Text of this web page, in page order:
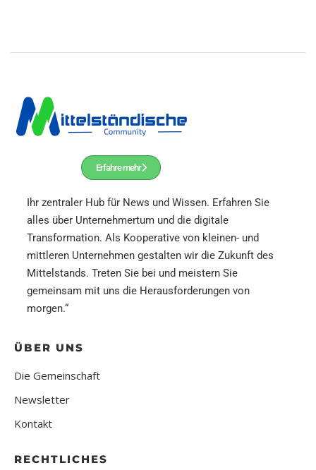
Erfahre mehr
Ihr zentraler Hub für News und Wissen. Erfahren Sie
alles über Unternehmertum und die digitale
Transformation. Als Kooperative von kleinen- und
mittleren Unternehmen gestalten wir die Zukunft des
Mittelstands. Treten Sie bei und meistern Sie
gemeinsam mit uns die Herausforderungen von
morgen.“
ÜBER UNS
Die Gemeinschaft
Newsletter
Kontakt
RECHTLICHES